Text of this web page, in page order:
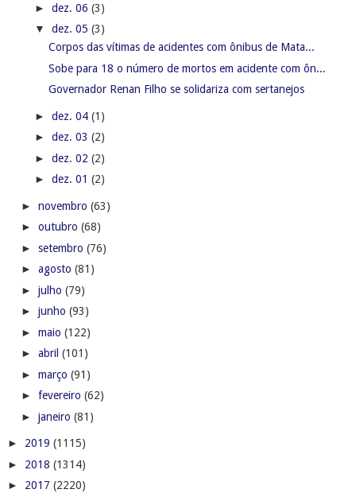
► dez. 06 (3)
▼ dez. 05 (3)
Corpos das vítimas de acidentes com ônibus de Mata...
Sobe para 18 o número de mortos em acidente com ôn...
Governador Renan Filho se solidariza com sertanejos
► dez. 04 (1)
► dez. 03 (2)
► dez. 02 (2)
► dez. 01 (2)
► novembro (63)
► outubro (68)
► setembro (76)
► agosto (81)
► julho (79)
► junho (93)
► maio (122)
► abril (101)
► março (91)
► fevereiro (62)
► janeiro (81)
► 2019 (1115)
► 2018 (1314)
► 2017 (2220)